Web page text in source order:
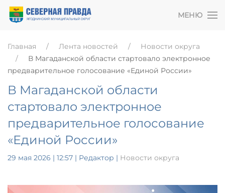
МЕНЮ
Главная Лента новостей
Новости округа
В Магаданской области стартовало электронное
предварительное голосование «Единой России»
В Магаданской области
стартовало электронное
предварительное голосование
«Единой России»
29 мая 2026 | 12:57 | Редактор | Новости округа